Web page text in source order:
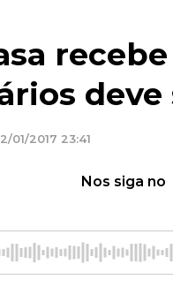
deve
01/2017 23:41
Nos siga no